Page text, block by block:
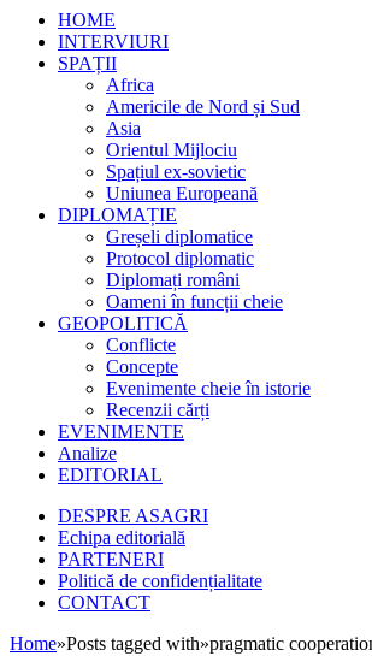
HOME
INTERVIURI
SPAȚII
Africa
Americile de Nord și Sud
Asia
Orientul Mijlociu
Spațiul ex-sovietic
Uniunea Europeană
DIPLOMAȚIE
Greșeli diplomatice
Protocol diplomatic
Diplomați români
Oameni în funcții cheie
GEOPOLITICĂ
Conflicte
Concepte
Evenimente cheie în istorie
Recenzii cărți
EVENIMENTE
Analize
EDITORIAL
DESPRE ASAGRI
Echipa editorială
PARTENERI
Politică de confidențialitate
CONTACT
Home»Posts tagged with»pragmatic